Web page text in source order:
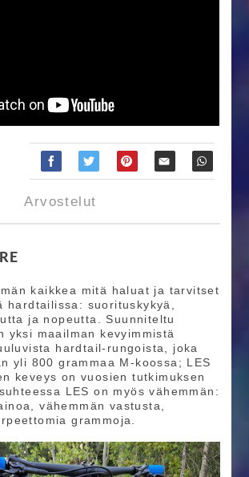
Arvostelut
kaikkea mitä haluat ja tarvitset
hardtailissa: suorituskykyä,
ja nopeutta. Suunniteltu
yksi maailman kevyimmistä
hardtail-rungoista, joka
yli 800 grammaa M-koossa; LES
keveys on vuosien tutkimuksen
LES on myös vähemmän:
vähemmän vastusta,
grammoja.